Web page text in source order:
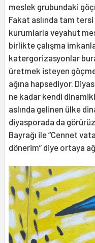
meslek grubundaki
Fakat aslında tam tersi
kurumlarla veyahut
birlikte çalışma
katergorizasyonlar
üretmek isteyen
ağına hapsediyor.
ne kadar kendi
aslında gelinen ülke
diyasporada da
Bayrağı ile “Cennet
dönerim” diye ortaya